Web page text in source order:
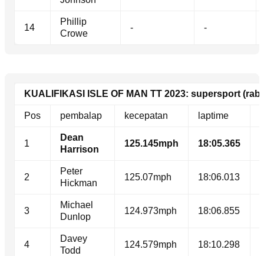
14
Phillip
Crowe
- -
KUALIFIKASI ISLE OF MAN TT 2023: supersport
Pos pembalap kecepatan laptime
1
Dean
Harrison
125.145mph 18:05.365
2
Peter
Hickman
125.07mph 18:06.013
3
Michael
Dunlop
124.973mph 18:06.855
4
Davey
Todd
124.579mph 18:10.298